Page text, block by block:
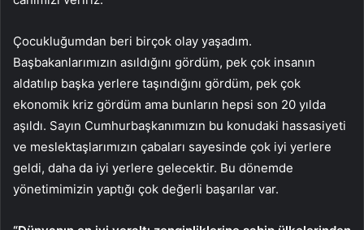
Çocukluğumdan beri birçok olay yaşadım.
Başbakanlarımızın asıldığını gördüm, pek çok insanın
aldatılıp başka yerlere taşındığını gördüm, pek çok
ekonomik kriz gördüm ama bunların hepsi son 20 yılda
aşıldı. Sayın Cumhurbaşkanımızın bu konudaki hassasiyeti
ve meslektaşlarımızın çabaları sayesinde çok iyi yerlere
geldi, daha da iyi yerlere gelecektir. Bu dönemde
yönetimimizin yaptığı çok değerli başarılar var.